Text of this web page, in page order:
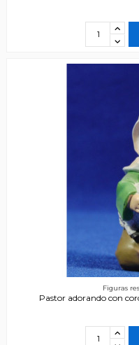
Figuras
Pastor adorando con